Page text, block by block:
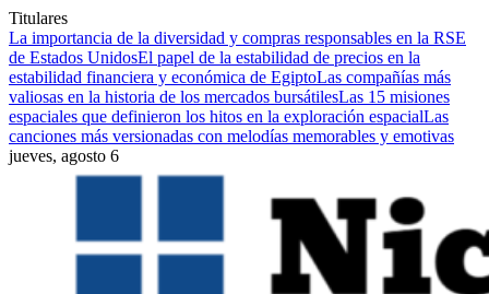
Titulares
La importancia de la diversidad y compras responsables en la RSE
de Estados UnidosEl papel de la estabilidad de precios en la
estabilidad financiera y económica de EgiptoLas compañías más
valiosas en la historia de los mercados bursátilesLas 15 misiones
espaciales que definieron los hitos en la exploración espacialLas
canciones más versionadas con melodías memorables y emotivas
jueves, agosto 6